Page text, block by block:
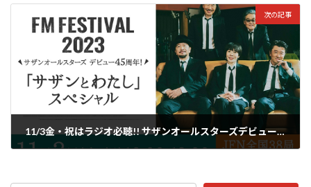
次の記事
11/3金・祝はラジオ必聴!! サザンオールスターズデビュー45周年記念番組が全国38のFMラジオ局で放送